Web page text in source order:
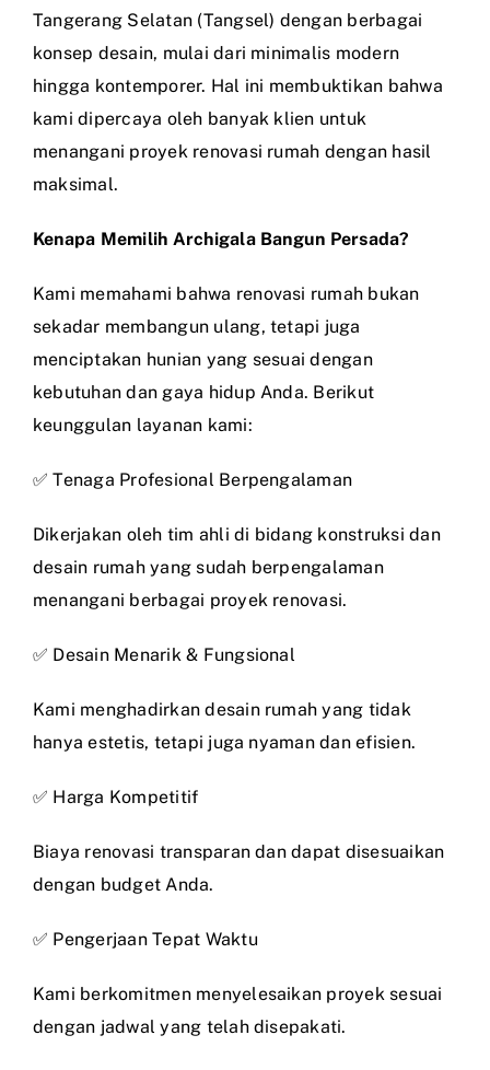
Tangerang Selatan (Tangsel) dengan berbagai
konsep desain, mulai dari minimalis modern
hingga kontemporer. Hal ini membuktikan bahwa
kami dipercaya oleh banyak klien untuk
menangani proyek renovasi rumah dengan hasil
maksimal.
Kenapa Memilih Archigala Bangun Persada?
Kami memahami bahwa renovasi rumah bukan
sekadar membangun ulang, tetapi juga
menciptakan hunian yang sesuai dengan
kebutuhan dan gaya hidup Anda. Berikut
keunggulan layanan kami:
✅ Tenaga Profesional Berpengalaman
Dikerjakan oleh tim ahli di bidang konstruksi dan
desain rumah yang sudah berpengalaman
menangani berbagai proyek renovasi.
✅ Desain Menarik & Fungsional
Kami menghadirkan desain rumah yang tidak
hanya estetis, tetapi juga nyaman dan efisien.
✅ Harga Kompetitif
Biaya renovasi transparan dan dapat disesuaikan
dengan budget Anda.
✅ Pengerjaan Tepat Waktu
Kami berkomitmen menyelesaikan proyek sesuai
dengan jadwal yang telah disepakati.